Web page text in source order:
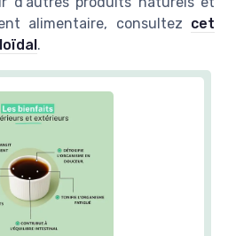
alimentaire, consultez cet
.